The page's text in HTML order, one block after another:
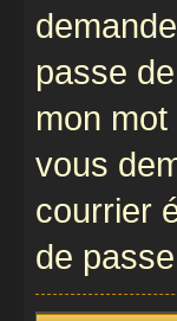
passe
mon
vous
courrier
de